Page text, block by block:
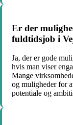
Er der
fuldtidsjob i
Ja, der er gode
hvis man viser
Mange
og muligheder for
potentiale og